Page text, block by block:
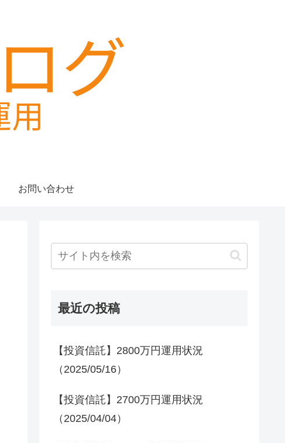
お問い合わせ
最近の投稿
【投資信託】2800万円運用状況
（2025/05/16）
【投資信託】2700万円運用状況
（2025/04/04）